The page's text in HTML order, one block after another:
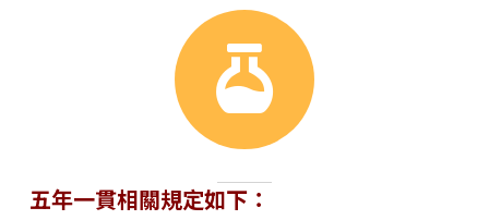
五年一貫相關規定如下：